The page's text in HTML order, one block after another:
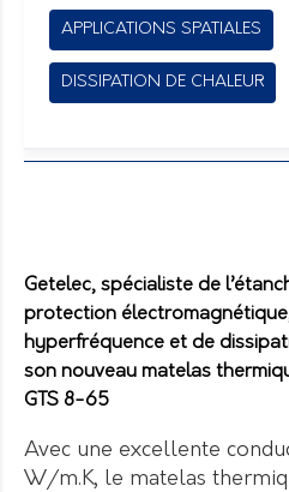
APPLICATIONS SPATIALES
DISSIPATION DE CHALEUR
Getelec, spécialiste de
protection
hyperfréquence et de
son nouveau matelas
GTS 8-65
Avec une excellente
W/m.K, le matelas